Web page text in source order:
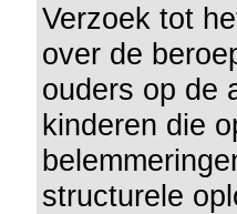
Verzoek tot
over de
ouders op de
kinderen die
structurele